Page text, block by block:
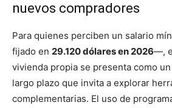
nuevos compradores
Para quienes perciben un salario
fijado en 29.120 dólares en 2026—,
vivienda propia se presenta como
largo plazo que invita a explorar
complementarias. El uso de